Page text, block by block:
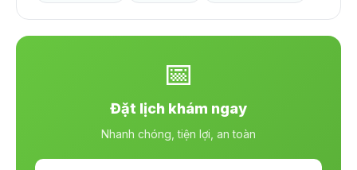
📅
Đặt lịch khám ngay
Nhanh chóng, tiện lợi, an toàn